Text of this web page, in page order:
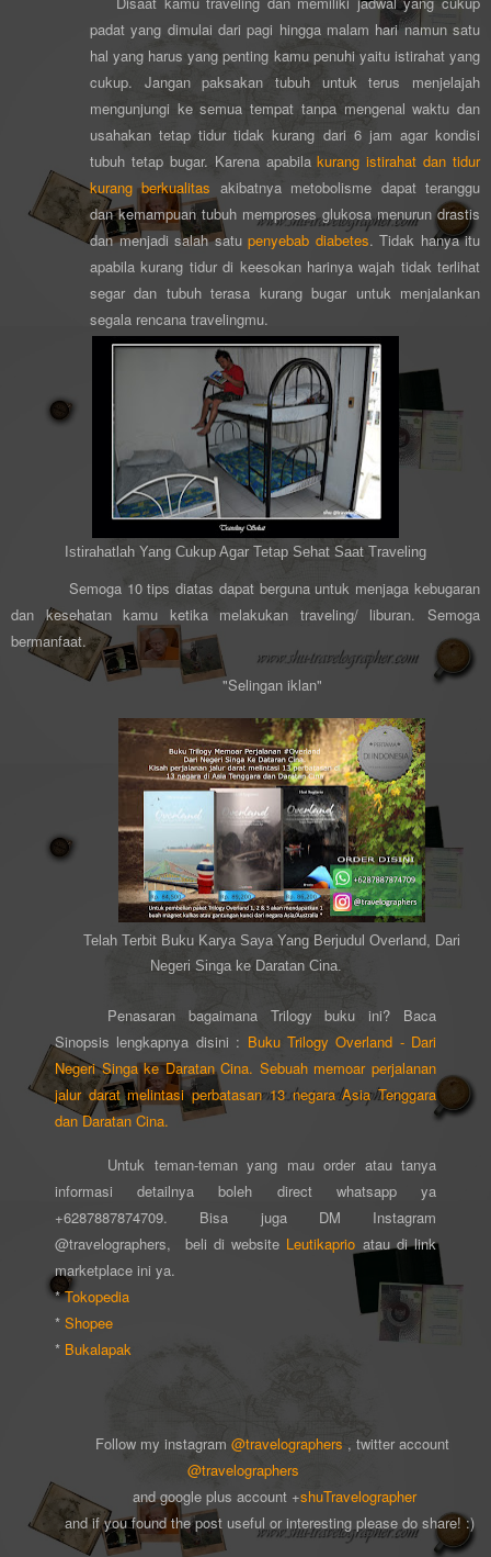
padat yang dimulai dari pagi hingga malam hari namun satu
hal yang harus yang penting kamu penuhi yaitu istirahat yang
cukup. Jangan paksakan tubuh untuk terus menjelajah
mengunjungi ke semua tempat tanpa mengenal waktu dan
usahakan tetap tidur tidak kurang dari 6 jam agar kondisi
tubuh tetap bugar. Karena apabilakurang istirahat dan tidur
kurang berkualitas akibatnya metobolisme dapat teranggu
dan kemampuan tubuh memproses glukosa menurun drastis
danmenjadi salah satu penyebab diabetes. Tidak hanya itu
apabila kurang tidur di keesokan harinya wajah tidak terlihat
segar dan tubuh terasa kurang bugar untuk menjalankan
segala rencana travelingmu.
Istirahatlah Yang Cukup Agar Tetap Sehat Saat Traveling
Semoga 10 tips diatas dapat berguna untuk menjaga kebugaran
dan kesehatan kamu ketika melakukan traveling/ liburan. Semoga
bermanfaat.
"Selingan iklan"
Telah Terbit Buku Karya Saya Yang Berjudul Overland, Dari
Negeri Singa ke Daratan Cina.
Penasaran bagaimana Trilogy buku ini? Baca
Sinopsis lengkapnya disini : Buku Trilogy Overland - Dari
Negeri Singa ke Daratan Cina. Sebuah memoar perjalanan
jalur darat melintasi perbatasan 13 negara Asia Tenggara
dan Daratan Cina.
Untuk teman-teman yang mau order atau tanya
informasi detailnya boleh direct whatsapp ya
+6287887874709. Bisa juga DM Instagram
@travelographers, beli di website Leutikaprio atau di link
marketplace ini ya.
*Tokopedia
* Shopee
* Bukalapak
Follow my instagram @travelographers , twitter account
@travelographers
and google plus account +shuTravelographer
and if you found the post useful or interesting please do share! :)